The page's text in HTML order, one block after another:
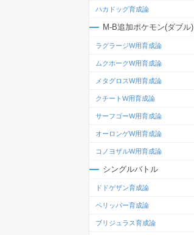
ハカドッグ育成論
M-B追加ポケモン(ダブル)
ラグラージW用育成論
ムクホークW用育成論
メタグロスW用育成論
クチートW用育成論
サーフゴーW用育成論
オーロンゲW用育成論
コノヨザルW用育成論
シングルバトル
ドドゲザン育成論
ペリッパー育成論
ブリジュラス育成論